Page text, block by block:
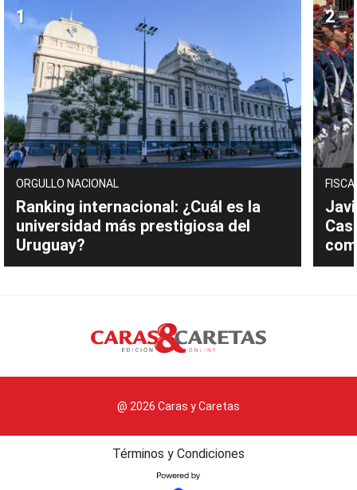
ORGULLO NACIONAL
Ranking internacional: ¿Cuál es la
universidad más prestigiosa del
Uruguay?
@ 2026 Caras y Caretas
Términos y Condiciones